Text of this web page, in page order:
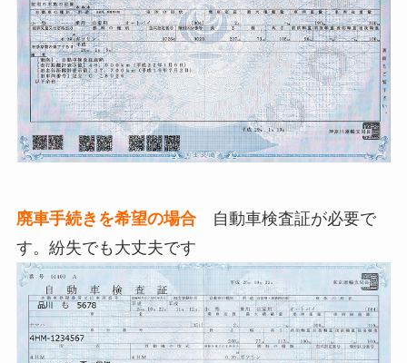
廃車手続きを希望の場合
自動車検査証が必要で
す。紛失でも大丈夫です